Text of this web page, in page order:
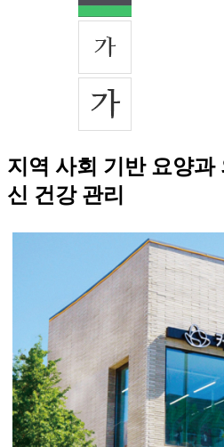
지역 사회 기반 요양과
신 건강 관리